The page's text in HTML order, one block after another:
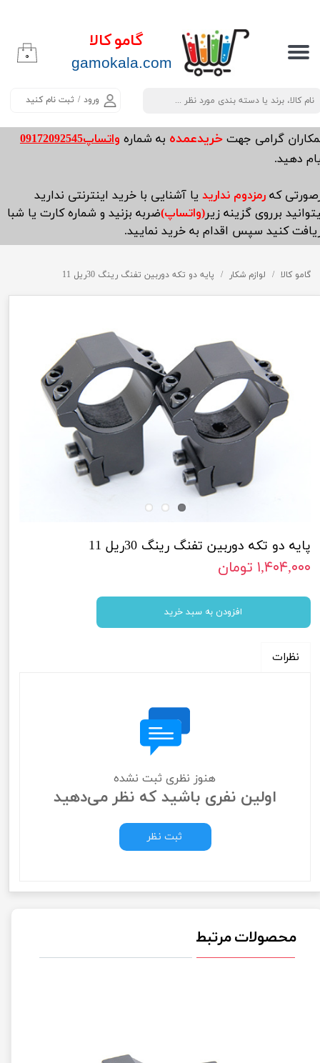
گامو کالا
​​​​​​gamokala.com
ورود / ثبت نام کنید
حساب کاربری من
تغییر گذر واژه
سفارشات
خروج از حساب کاربری
۰
گرامی جهت خریدعمده به شماره واتساپ09172092545
دهید.
که رمزدوم ندارید یا آشنایی با خرید اینترنتی ندارید
برروی گزینه زیر(واتساپ)ضربه بزنید و شماره کارت یا شبا
کنید سپس اقدام به خرید نمایید.
گامو کالا لوازم شکار پایه دو تکه دوربین تفنگ رینگ 30ریل 11
پایه دو تکه دوربین تفنگ رینگ 30ریل 11
۱,۴۰۴,۰۰۰ تومان
افزودن به سبد خرید
نظرات
هنوز نظری ثبت نشده
اولین نفری باشید که نظر می‌دهید
ثبت نظر
محصولات مرتبط